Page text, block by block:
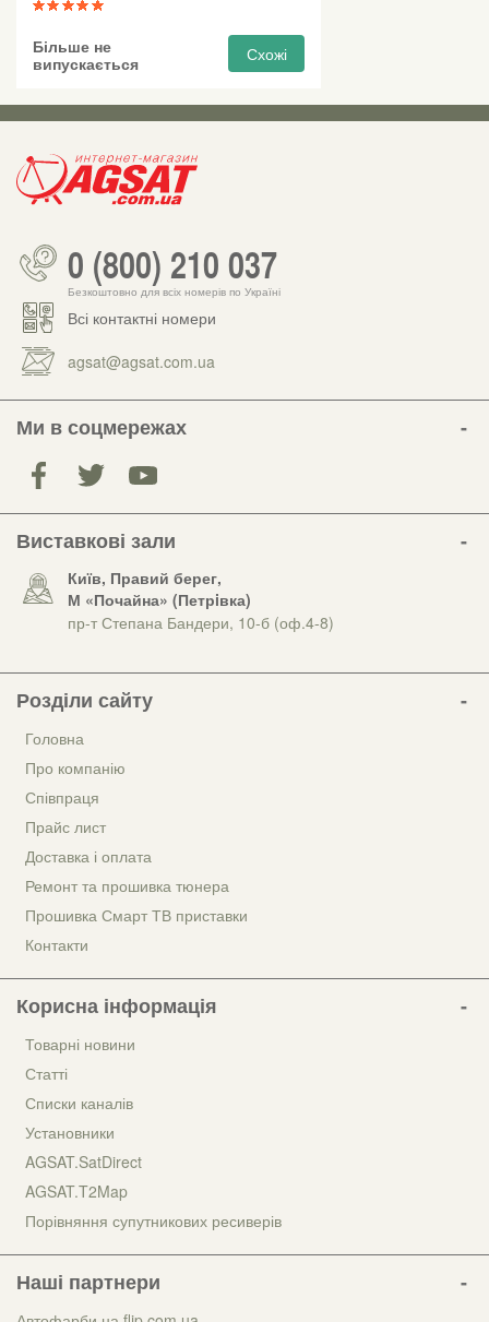
Більше не
випускається
Схожі
0 (800) 210 037
Безкоштовно для всіх номерів по Україні
Всі контактні номери
agsat@agsat.com.ua
Ми в соцмережах
Виставкові зали
Київ, Правий берег,
М «Почайна» (Петрiвка)
пр-т Степана Бандери, 10-б (оф.4-8)
Розділи сайту
Головна
Про компанію
Співпраця
Прайс лист
Доставка і оплата
Ремонт та прошивка тюнера
Прошивка Смарт ТВ приставки
Контакти
Корисна інформація
Товарні новини
Статті
Списки каналів
Установники
AGSAT.SatDirect
AGSAT.T2Map
Порівняння супутникових ресиверів
Наші партнери